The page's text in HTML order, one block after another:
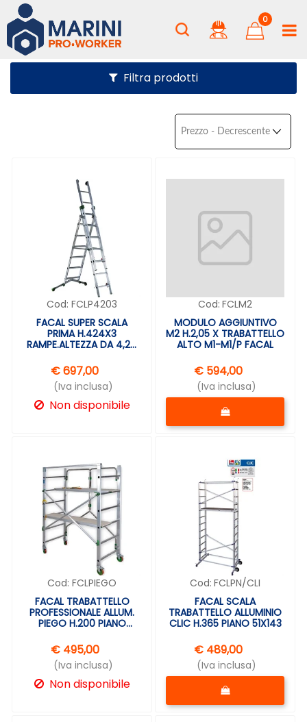
0
Filtra prodotti
Cod: FCLP4203
FACAL SUPER SCALA
PRIMA H.424X3
RAMPE.ALTEZZA DA 4,24
€ 697,00
(Iva inclusa)
Non disponibile
Cod: FCLM2
MODULO AGGIUNTIVO
M2 H.2,05 X TRABATTELLO
ALTO M1-M1/P FACAL
€ 594,00
(Iva inclusa)
Quantità
Cod: FCLPIEGO
FACAL TRABATTELLO
PROFESSIONALE ALLUM.
PIEGO H.200 PIANO
€ 495,00
(Iva inclusa)
Non disponibile
Cod: FCLPN/CLI
FACAL SCALA
TRABATTELLO ALLUMINIO
CLIC H.365 PIANO 51X143
€ 489,00
(Iva inclusa)
Quantità